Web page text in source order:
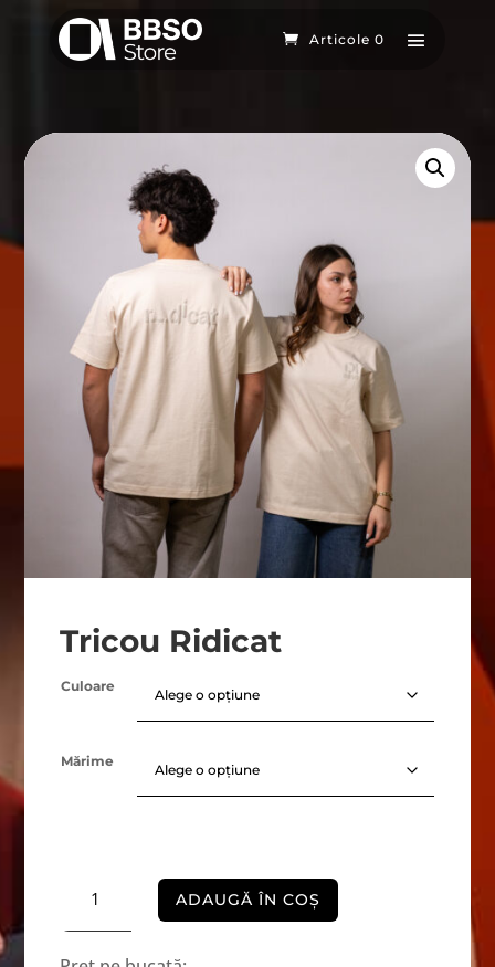
Articole 0
Tricou Ridicat
Culoare
Mărime
Tricou
Ridicat
ADAUGĂ ÎN COȘ